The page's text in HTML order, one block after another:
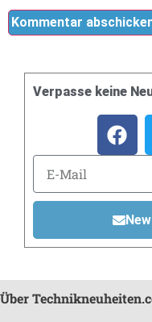
Verpasse keine
Über